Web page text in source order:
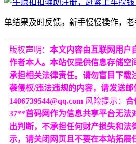
单结果及时反馈。新手慢慢操作，老
版权声明： 本文内容由互联网用户
作者本人。本站仅提供信息存储空
承担相关法律责任。请勿盲目下载
袭侵权/违法违规的内容，请发送邮
1406739544@qq.com 风险提示： 合
37**首码网作为信息共享平台无法
出判断，不承担任何财产损失和法
示，请关闭网页且不要在本站拓展